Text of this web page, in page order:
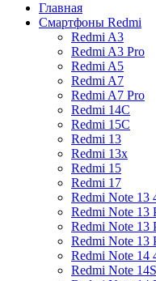
Главная
Смартфоны Redmi
Redmi A3
Redmi A3 Pro
Redmi A5
Redmi A7
Redmi A7 Pro
Redmi 14C
Redmi 15C
Redmi 13
Redmi 13x
Redmi 15
Redmi 17
Redmi Note 13
Redmi Note 13
Redmi Note 13
Redmi Note 13
Redmi Note 14
Redmi Note 14S